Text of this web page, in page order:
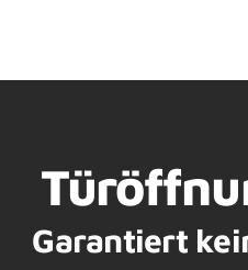
Garantiert